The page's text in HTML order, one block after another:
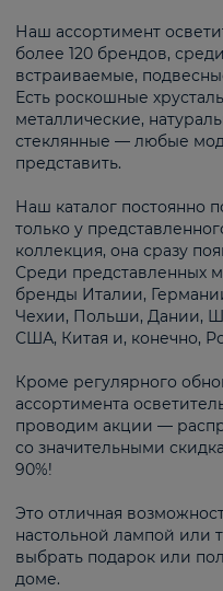
Наш ассортимент
более 120 брендов,
встраиваемые,
Есть роскошные
металлические,
стеклянные — любые
представить.
Наш каталог постоянно
только у
коллекция, она сразу
Среди представленных
бренды Италии,
Чехии, Польши, Дании,
США, Китая и, конечно,
Кроме регулярного
ассортимента
проводим акции —
со значительными
90%!
Это отличная
настольной лампой или
выбрать подарок или
доме.